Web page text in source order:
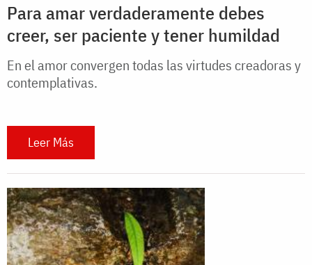
Para amar verdaderamente debes
creer, ser paciente y tener humildad
En el amor convergen todas las virtudes creadoras y
contemplativas.
Leer Más